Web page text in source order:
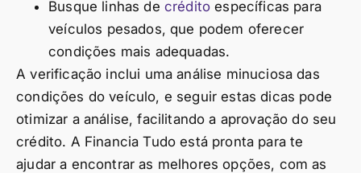
Busque linhas de crédito específicas para
veículos pesados, que podem oferecer
condições mais adequadas.
A verificação inclui uma análise minuciosa das
condições do veículo, e seguir estas dicas pode
otimizar a análise, facilitando a aprovação do seu
crédito. A Financia Tudo está pronta para te
ajudar a encontrar as melhores opções, com as